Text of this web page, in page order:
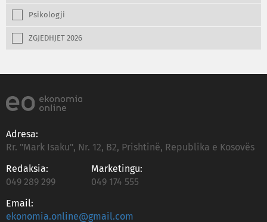
Psikologji
ZGJEDHJET 2026
Adresa:
Rr. "Mark Isaku", Nr. 12, B2, Prishtinë, Republika e Kosovës
Redaksia:
049 289 299
Marketingu:
049 174 555
Email:
ekonomia.online@gmail.com